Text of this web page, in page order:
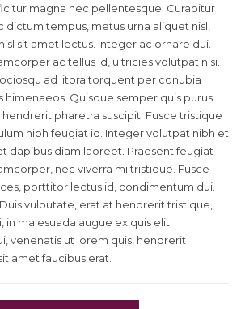
magna nec pellentesque. Curabitur
dictum tempus, metus urna aliquet nisl,
sit amet lectus. Integer ac ornare dui.
ac tellus id, ultricies volutpat nisi.
ad litora torquent per conubia
himenaeos. Quisque semper quis purus
pharetra suscipit. Fusce tristique
nibh feugiat id. Integer volutpat nibh et
dapibus diam laoreet. Praesent feugiat
nec viverra mi tristique. Fusce
porttitor lectus id, condimentum dui.
vulputate, erat at hendrerit tristique,
in malesuada augue ex quis elit.
venenatis ut lorem quis, hendrerit
amet faucibus erat.